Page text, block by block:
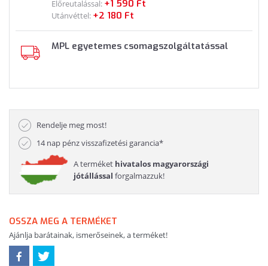
Előreutalással: +1 590 Ft
Utánvéttel: +2 180 Ft
MPL egyetemes csomagszolgáltatással
Rendelje meg most!
14 nap pénz visszafizetési garancia*
A terméket hivatalos magyarországi
jótállással forgalmazzuk!
OSSZA MEG A TERMÉKET
Ajánlja barátainak, ismerőseinek, a terméket!